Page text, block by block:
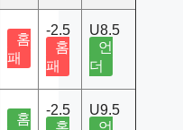
홈
패
-2.5
홈
패
U8.5
언
더
홈
-2.5
홈
U9.5
언